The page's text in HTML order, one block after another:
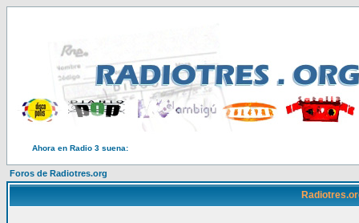
Ahora en Radio 3 suena:
Foros de Radiotres.org